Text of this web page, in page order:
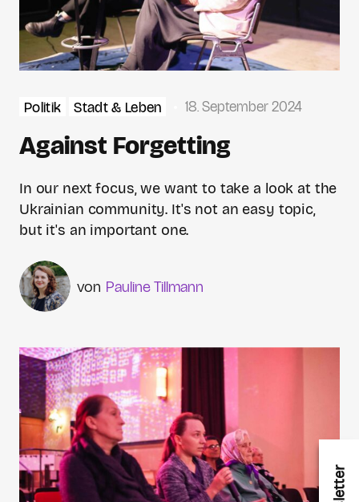
Politik Stadt & Leben 18. September 2024
Against Forgetting
In our next focus, we want to take a look at the
Ukrainian community. It's not an easy topic,
but it's an important one.
Pauline Tillmann